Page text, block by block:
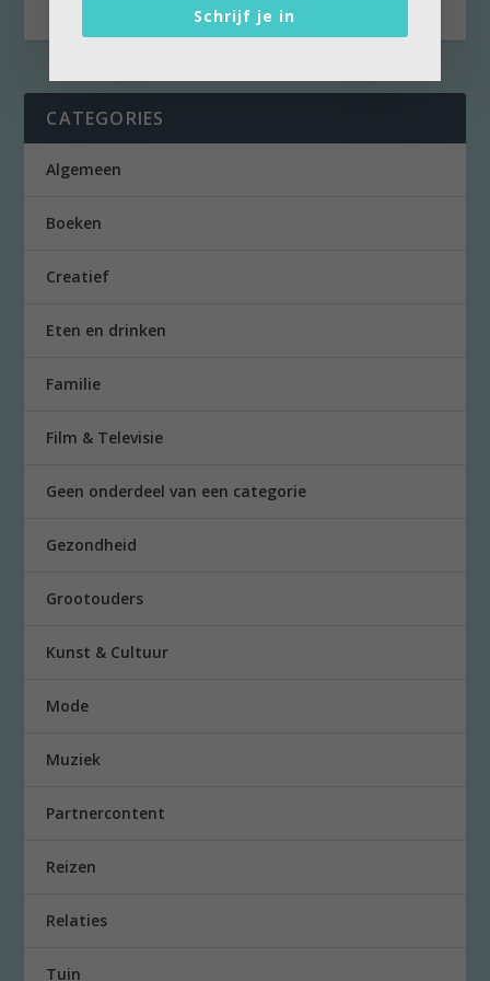
CATEGORIES
Algemeen
Boeken
Creatief
Eten en drinken
Familie
Film & Televisie
Geen onderdeel van een categorie
Gezondheid
Grootouders
Kunst & Cultuur
Mode
Muziek
Partnercontent
Reizen
Relaties
Tuin
Schrijf je in